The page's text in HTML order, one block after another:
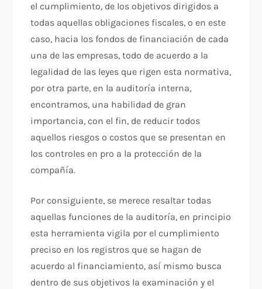
el cumplimiento, de los objetivos dirigidos a
todas aquellas obligaciones fiscales, o en este
caso, hacia los fondos de financiación de cada
una de las empresas, todo de acuerdo a la
legalidad de las leyes que rigen esta normativa,
por otra parte, en la auditoría interna,
encontramos, una habilidad de gran
importancia, con el fin, de reducir todos
aquellos riesgos o costos que se presentan en
los controles en pro a la protección de la
compañía.
Por consiguiente, se merece resaltar todas
aquellas funciones de la auditoría, en principio
esta herramienta vigila por el cumplimiento
preciso en los registros que se hagan de
acuerdo al financiamiento, así mismo busca
dentro de sus objetivos la examinación y el